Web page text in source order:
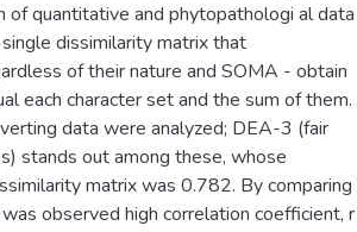
of quantitative and phytopathologi al data
dissimilarity matrix that
of their nature and SOMA - obtain
each character set and the sum of them.
data were analyzed; DEA-3 (fair
stands out among these, whose
matrix was 0.782. By comparing
observed high correlation coefficient, r